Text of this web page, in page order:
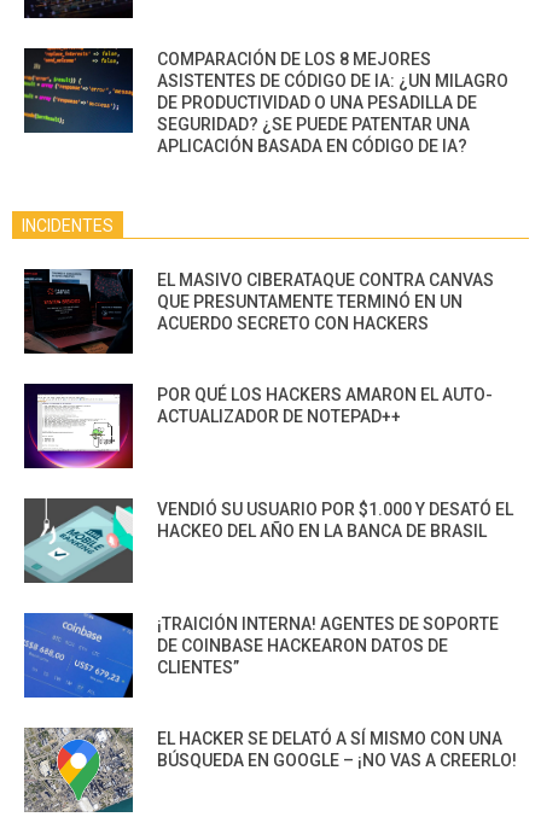
COMPARACIÓN DE LOS 8 MEJORES
ASISTENTES DE CÓDIGO DE IA: ¿UN MILAGRO
DE PRODUCTIVIDAD O UNA PESADILLA DE
SEGURIDAD? ¿SE PUEDE PATENTAR UNA
APLICACIÓN BASADA EN CÓDIGO DE IA?
INCIDENTES
EL MASIVO CIBERATAQUE CONTRA CANVAS
QUE PRESUNTAMENTE TERMINÓ EN UN
ACUERDO SECRETO CON HACKERS
POR QUÉ LOS HACKERS AMARON EL AUTO-
ACTUALIZADOR DE NOTEPAD++
VENDIÓ SU USUARIO POR $1.000 Y DESATÓ EL
HACKEO DEL AÑO EN LA BANCA DE BRASIL
¡TRAICIÓN INTERNA! AGENTES DE SOPORTE
DE COINBASE HACKEARON DATOS DE
CLIENTES”
EL HACKER SE DELATÓ A SÍ MISMO CON UNA
BÚSQUEDA EN GOOGLE – ¡NO VAS A CREERLO!